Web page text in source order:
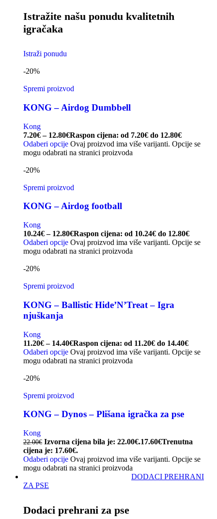
Istražite našu ponudu kvalitetnih
igračaka
Istraži ponudu
-20%
Spremi proizvod
KONG – Airdog Dumbbell
Kong
7.20€ – 12.80€Raspon cijena: od 7.20€ do 12.80€
Odaberi opcije Ovaj proizvod ima više varijanti. Opcije se
mogu odabrati na stranici proizvoda
-20%
Spremi proizvod
KONG – Airdog football
Kong
10.24€ – 12.80€Raspon cijena: od 10.24€ do 12.80€
Odaberi opcije Ovaj proizvod ima više varijanti. Opcije se
mogu odabrati na stranici proizvoda
-20%
Spremi proizvod
KONG – Ballistic Hide’N’Treat – Igra
njuškanja
Kong
11.20€ – 14.40€Raspon cijena: od 11.20€ do 14.40€
Odaberi opcije Ovaj proizvod ima više varijanti. Opcije se
mogu odabrati na stranici proizvoda
-20%
Spremi proizvod
KONG – Dynos – Plišana igračka za pse
Kong
22.00€ Izvorna cijena bila je: 22.00€.17.60€Trenutna
cijena je: 17.60€.
Odaberi opcije Ovaj proizvod ima više varijanti. Opcije se
mogu odabrati na stranici proizvoda
DODACI PREHRANI
ZA PSE
Dodaci prehrani za pse